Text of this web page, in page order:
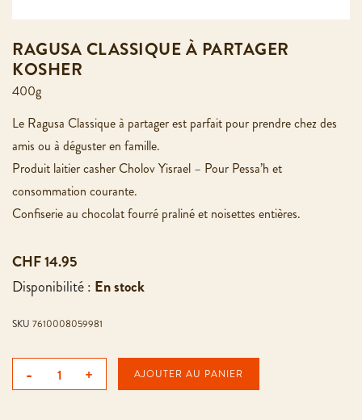
RAGUSA CLASSIQUE À PARTAGER
KOSHER
400g
Le Ragusa Classique à partager est parfait pour prendre chez des
amis ou à déguster en famille.
Produit laitier casher Cholov Yisrael – Pour Pessa’h et
consommation courante.
Confiserie au chocolat fourré praliné et noisettes entières.
CHF 14.95
Disponibilité : En stock
SKU 7610008059981
- + AJOUTER AU PANIER